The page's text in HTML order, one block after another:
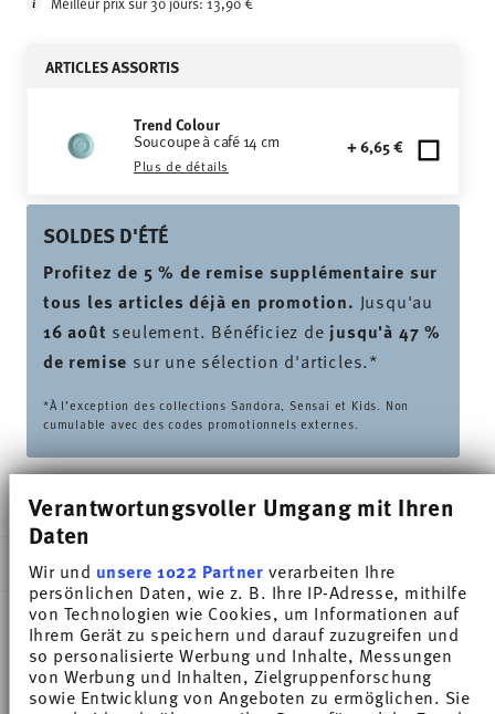
Verantwortungsvoller Umgang mit Ihren
Daten
Wir und unsere 1022 Partnerverarbeiten Ihre
persönlichen Daten, wie z. B. Ihre IP-Adresse, mithilfe
von Technologien wie Cookies, um Informationen auf
Ihrem Gerät zu speichern und darauf zuzugreifen und
so personalisierte Werbung und Inhalte, Messungen
von Werbung und Inhalten, Zielgruppenforschung
sowie Entwicklung von Angeboten zu ermöglichen. Sie
ARTICLES ASSORTIS
Trend Colour
Soucoupe à café 14 cm
Plus de détails
+ 6,65 €
SOLDES D'ÉTÉ
Profitez de 5 % de remise supplémentaire sur
tous les articles déjà en promotion. Jusqu'au
16 août seulement. Bénéficiez de jusqu'à 47 %
de remise sur une sélection d'articles.*
*À l’exception des collections Sandora, Sensai et Kids. Non
cumulable avec des codes promotionnels externes.
DESCRIPTION
Thomas Trend Colour Ice Blue Tasse à café -
Cylindrique - Ø 6,8 cm - h 6,2 cm - 0,180 l,